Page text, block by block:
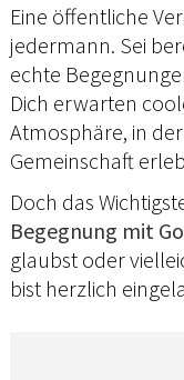
Eine öffentliche
jedermann. Sei
echte
Dich erwarten
Atmosphäre, in
Gemeinschaft
Doch das
Begegnung mit
glaubst oder
bist herzlich